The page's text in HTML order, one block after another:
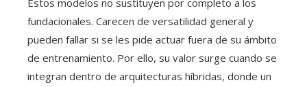
Estos modelos no sustituyen por completo a los
fundacionales. Carecen de versatilidad general y
pueden fallar si se les pide actuar fuera de su ámbito
de entrenamiento. Por ello, su valor surge cuando se
integran dentro de arquitecturas híbridas, donde un